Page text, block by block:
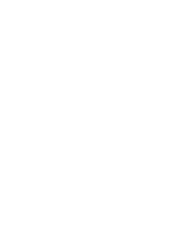
KLARIFIKASI TERKAIT